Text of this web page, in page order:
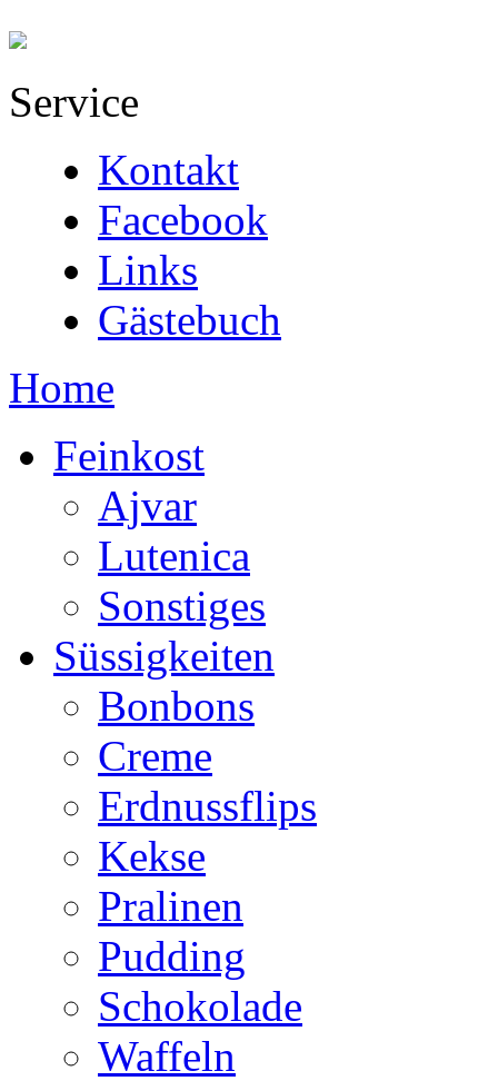
Service
Kontakt
Facebook
Links
Gästebuch
Home
Feinkost
Ajvar
Lutenica
Sonstiges
Süssigkeiten
Bonbons
Creme
Erdnussflips
Kekse
Pralinen
Pudding
Schokolade
Waffeln